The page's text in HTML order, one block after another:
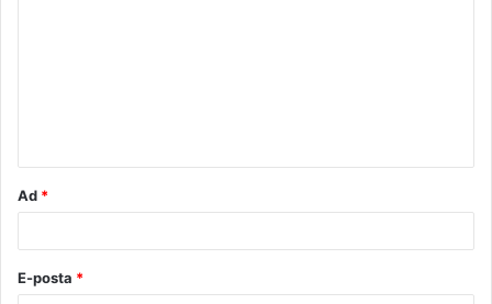
Ad *
E-posta *